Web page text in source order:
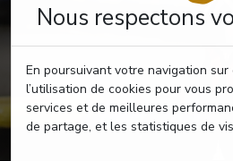
Nous respectons
En poursuivant votre navigation
l’utilisation de cookies pour vous
services et de meilleures
de partage, et les statistiques de